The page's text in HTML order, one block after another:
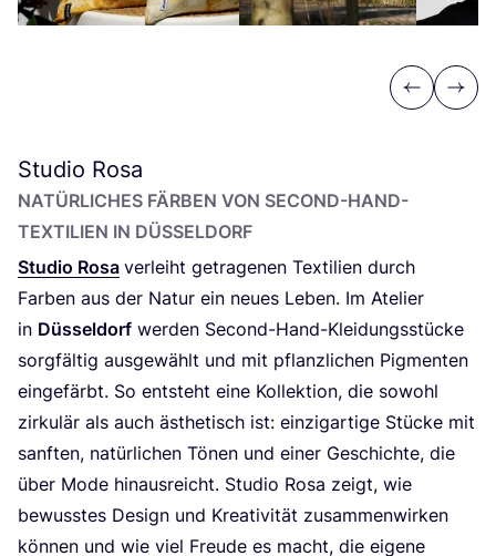
Previous
Next
Studio Rosa
NATÜR­LI­CHES FÄR­BEN VON SECOND-HAND-
TEX­TI­LI­EN IN DÜSSELDORF
Stu­dio Rosa ver­leiht getra­ge­nen Tex­ti­li­en durch
Far­ben aus der Natur ein neu­es Leben. Im Ate­lier
in Düs­sel­dorf wer­den Second-Hand-Klei­dungs­stü­cke
sorg­fäl­tig aus­ge­wählt und mit pflanz­li­chen Pig­men­ten
ein­ge­färbt. So ent­steht eine Kol­lek­ti­on, die sowohl
zir­ku­lär als auch ästhe­tisch ist: ein­zig­ar­ti­ge Stü­cke mit
sanf­ten, natür­li­chen Tönen und einer Geschich­te, die
über Mode hin­aus­reicht. Stu­dio Rosa zeigt, wie
bewuss­tes Design und Krea­ti­vi­tät zusam­men­wir­ken
kön­nen und wie viel Freu­de es macht, die eige­ne